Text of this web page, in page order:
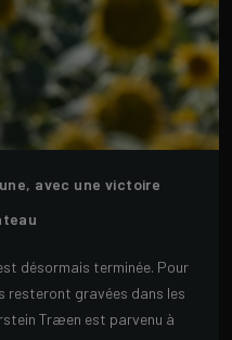
avec une victoire
désormais terminée. Pour
resteront gravées dans les
Træen est parvenu à